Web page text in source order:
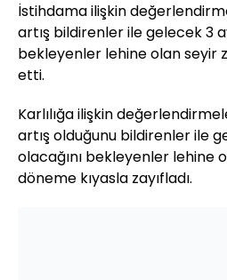
İstihdama ilişkin
artış bildirenler ile gelecek 3
bekleyenler lehine olan seyir
etti.
Karlılığa ilişkin
artış olduğunu bildirenler ile
olacağını bekleyenler lehine
döneme kıyasla zayıfladı.